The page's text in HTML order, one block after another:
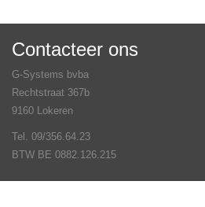
Contacteer ons
G-Systems bvba
Rechtstraat 367b
9160 Lokeren
Tel. 09/356.64.23
BTW BE 0882.126.215